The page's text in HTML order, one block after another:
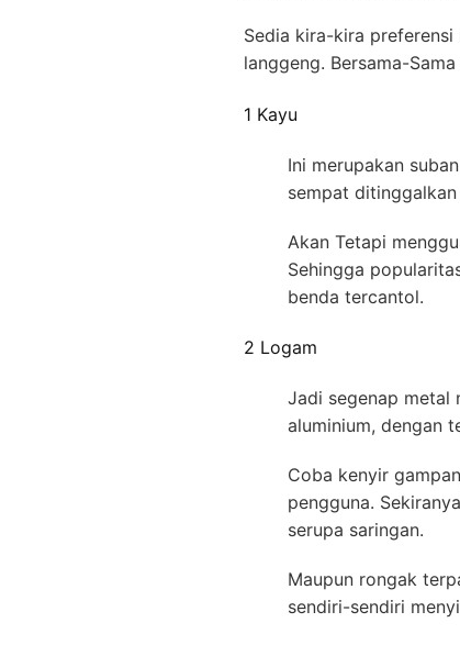
Sedia kira-kira
langgeng. Bersama-
1 Kayu
Ini merupakan
sempat
Akan Tetapi
Sehingga
benda tercantol.
2 Logam
Jadi segenap metal
aluminium, dengan
Coba kenyir
pengguna.
serupa saringan.
Maupun rongak
sendiri-sendiri